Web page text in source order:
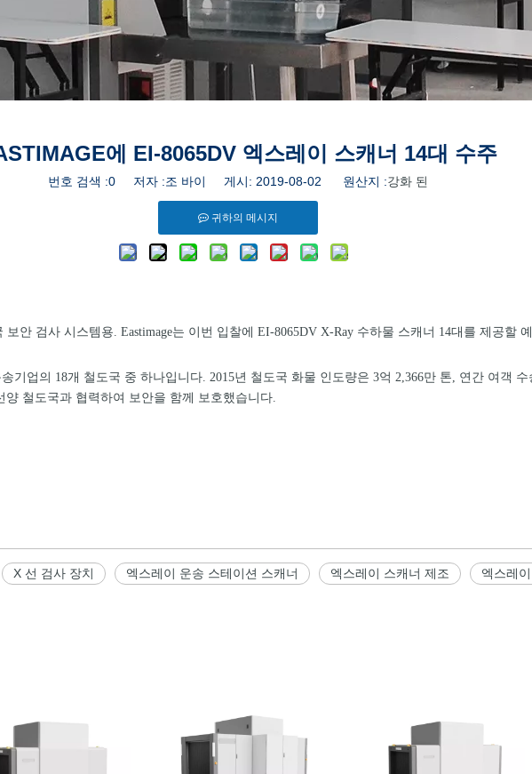
에 EI-8065DV 엑스레이 스캐너 14대 수주
번호 검색 :0 저자 :조 바이 게시: 2019-08-02 원산지 :강화 된
귀하의 메시지
보안 검사 시스템용. Eastimage는 이번 입찰에 EI-8065DV X-Ray 수하물 스캐너 14대를 제공할
기업의 18개 철도국 중 하나입니다. 2015년 철도국 화물 인도량은 3억 2,366만 톤, 연간 여객
양 철도국과 협력하여 보안을 함께 보호했습니다.
X 선 검사 장치 엑스레이 운송 스테이션 스캐너 엑스레이 스캐너 제조 엑스레